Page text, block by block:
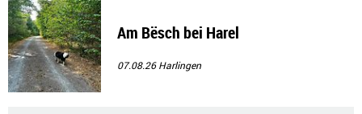
Am Bësch bei Harel
07.08.26Harlingen